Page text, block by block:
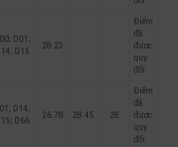
D01;
D15
28.23
Điểm
đã
được
quy
đổi
D14;
D66
26.78 28.45 28
Điểm
đã
được
quy
đổi